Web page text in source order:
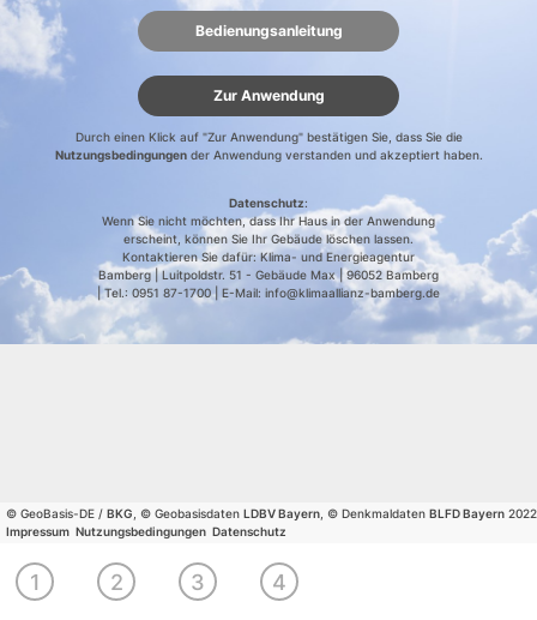
Bedienungsanleitung
Zur Anwendung
Durch einen Klick auf "Zur Anwendung" bestätigen Sie, dass Sie die
Nutzungsbedingungender Anwendung verstanden und akzeptiert haben.
Datenschutz:
Wenn Sie nicht möchten, dass Ihr Haus in der Anwendung
erscheint, können Sie Ihr Gebäude löschen lassen.
Kontaktieren Sie dafür: Klima- und Energieagentur
Bamberg | Luitpoldstr. 51 - Gebäude Max | 96052 Bamberg
| Tel.: 0951 87-1700 | E-Mail: info@klimaallianz-bamberg.de
© GeoBasis-DE / BKG , © Geobasisdaten LDBV Bayern , © Denkmaldaten BLFD Bayern
Impressum Nutzungsbedingungen Datenschutz
1
Ihren 2
Wählen
Sie Ihr
Gebäude
3
Wirtschaftlichkeit
berechnen
4